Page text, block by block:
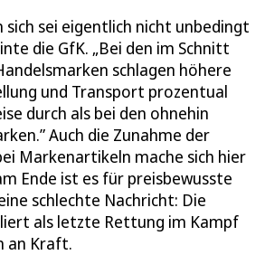
sich sei eigentlich nicht unbedingt
die GfK. „Bei den im Schnitt
schlagen höhere
und Transport prozentual
durch als bei den ohnehin
Auch die Zunahme der
Markenartikeln mache sich hier
Ende ist es für preisbewusste
schlechte Nachricht: Die
als letzte Rettung im Kampf
an Kraft.